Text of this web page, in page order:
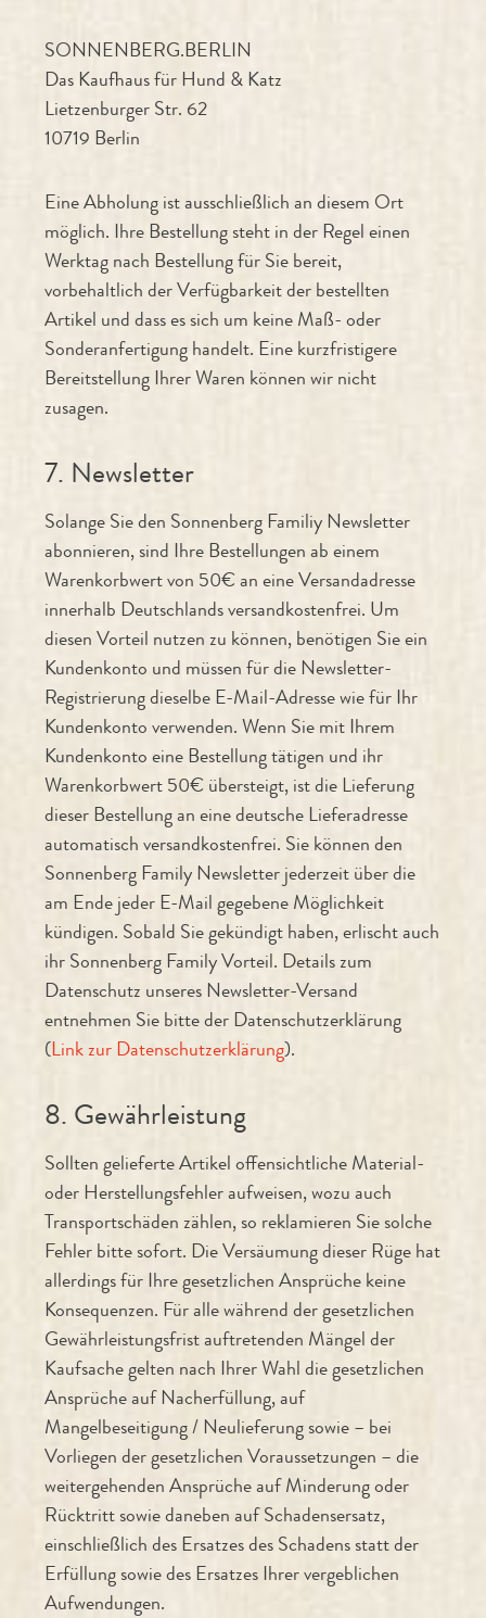
SONNENBERG.BERLIN
Das Kaufhaus für Hund & Katz
Lietzenburger Str. 62
10719 Berlin
Eine Abholung ist ausschließlich an diesem Ort
möglich. Ihre Bestellung steht in der Regel einen
Werktag nach Bestellung für Sie bereit,
vorbehaltlich der Verfügbarkeit der bestellten
Artikel und dass es sich um keine Maß- oder
Sonderanfertigung handelt. Eine kurzfristigere
Bereitstellung Ihrer Waren können wir nicht
zusagen.
7. Newsletter
Solange Sie den Sonnenberg Familiy Newsletter
abonnieren, sind Ihre Bestellungen ab einem
Warenkorbwert von 50€ an eine Versandadresse
innerhalb Deutschlands versandkostenfrei. Um
diesen Vorteil nutzen zu können, benötigen Sie ein
Kundenkonto und müssen für die Newsletter-
Registrierung dieselbe E-Mail-Adresse wie für Ihr
Kundenkonto verwenden. Wenn Sie mit Ihrem
Kundenkonto eine Bestellung tätigen und ihr
Warenkorbwert 50€ übersteigt, ist die Lieferung
dieser Bestellung an eine deutsche Lieferadresse
automatisch versandkostenfrei. Sie können den
Sonnenberg Family Newsletter jederzeit über die
am Ende jeder E-Mail gegebene Möglichkeit
kündigen. Sobald Sie gekündigt haben, erlischt auch
ihr Sonnenberg Family Vorteil. Details zum
Datenschutz unseres Newsletter-Versand
entnehmen Sie bitte der Datenschutzerklärung
(Link zur Datenschutzerklärung).
8. Gewährleistung
Sollten gelieferte Artikel offensichtliche Material-
oder Herstellungsfehler aufweisen, wozu auch
Transportschäden zählen, so reklamieren Sie solche
Fehler bitte sofort. Die Versäumung dieser Rüge hat
allerdings für Ihre gesetzlichen Ansprüche keine
Konsequenzen. Für alle während der gesetzlichen
Gewährleistungsfrist auftretenden Mängel der
Kaufsache gelten nach Ihrer Wahl die gesetzlichen
Ansprüche auf Nacherfüllung, auf
Mangelbeseitigung / Neulieferung sowie – bei
Vorliegen der gesetzlichen Voraussetzungen – die
weitergehenden Ansprüche auf Minderung oder
Rücktritt sowie daneben auf Schadensersatz,
einschließlich des Ersatzes des Schadens statt der
Erfüllung sowie des Ersatzes Ihrer vergeblichen
Aufwendungen.